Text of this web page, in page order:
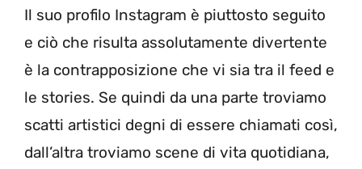
Il suo profilo Instagram è piuttosto seguito
e ciò che risulta assolutamente divertente
è la contrapposizione che vi sia tra il feed e
le stories. Se quindi da una parte troviamo
scatti artistici degni di essere chiamati così,
dall’altra troviamo scene di vita quotidiana,